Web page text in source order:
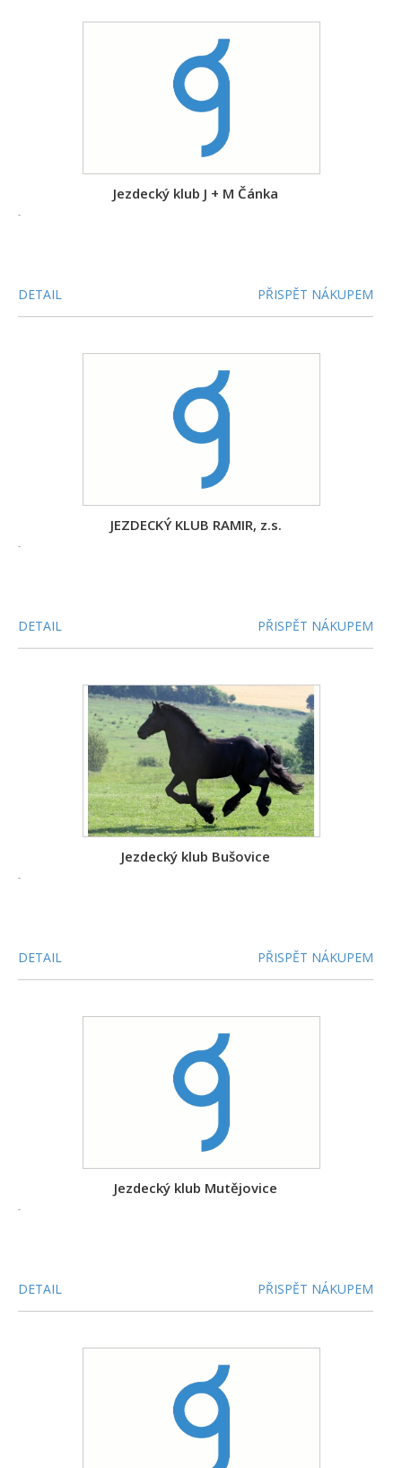
Jezdecký klub J + M Čánka
-
DETAIL PŘISPĚT NÁKUPEM
JEZDECKÝ KLUB RAMIR‚ z.s.
-
DETAIL PŘISPĚT NÁKUPEM
Jezdecký klub Bušovice
-
DETAIL PŘISPĚT NÁKUPEM
Jezdecký klub Mutějovice
-
DETAIL PŘISPĚT NÁKUPEM